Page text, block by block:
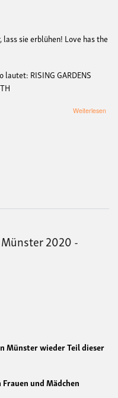
sie erblühen! Love has the
RISING GARDENS
Weiterlesen
Münster 2020 -
Münster wieder Teil dieser
und Mädchen